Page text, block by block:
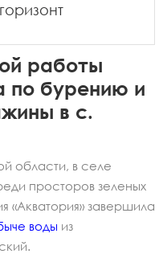
работы
по бурению и
в с.
области, в селе
просторов зеленых
«Акватория» завершила
воды из